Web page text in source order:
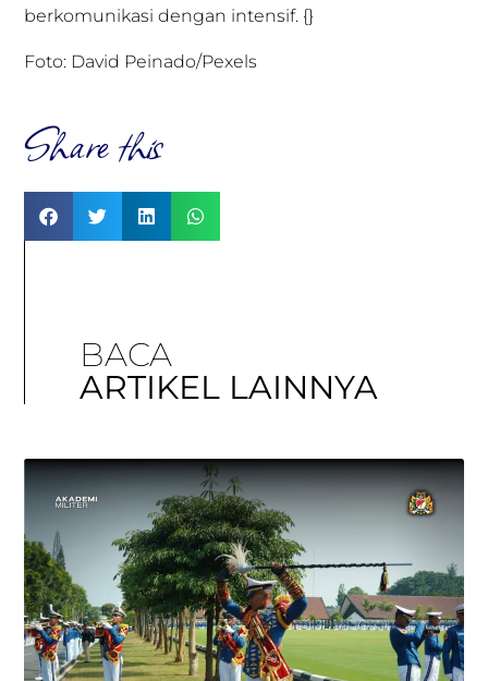
berkomunikasi dengan intensif. {}
Foto: David Peinado/Pexels
Share this
BACA
ARTIKEL LAINNYA